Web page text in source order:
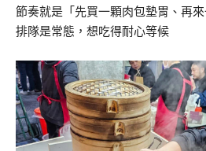
節奏就是「先買一顆肉包墊胃、再
排隊是常態，想吃得耐心等候